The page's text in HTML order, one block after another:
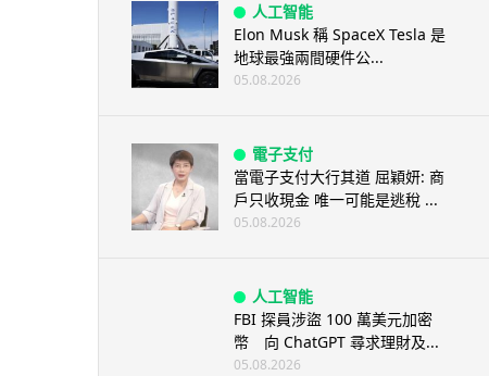
人工智能
Elon Musk 稱 SpaceX Tesla 是
地球最強兩間硬件公...
05.08.2026
電子支付
當電子支付大行其道 屈穎妍: 商
戶只收現金 唯一可能是逃稅 ...
05.08.2026
人工智能
FBI 探員涉盜 100 萬美元加密
幣 向 ChatGPT 尋求理財及...
05.08.2026